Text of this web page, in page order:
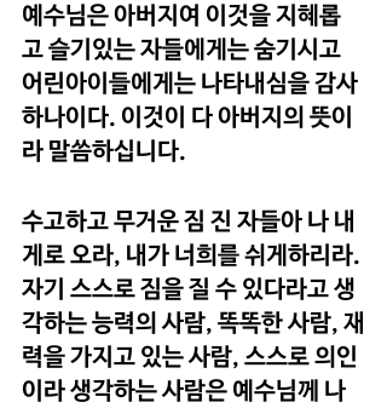
예수님은 아버지여 이것을 지혜롭
고 슬기있는 자들에게는 숨기시고
어린아이들에게는 나타내심을 감사
하나이다. 이것이 다 아버지의 뜻이
라 말씀하십니다.
수고하고 무거운 짐 진 자들아 나 내
게로 오라, 내가 너희를 쉬게하리라.
자기 스스로 짐을 질 수 있다라고 생
각하는 능력의 사람, 똑똑한 사람, 재
력을 가지고 있는 사람, 스스로 의인
이라 생각하는 사람은 예수님께 나